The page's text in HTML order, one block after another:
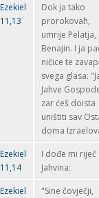
Ezekiel
11,13
Dok ja tako
prorokovah,
umrije Pelatja,
Benajin. I ja
ničice te
svega glasa:
Jahve
zar ćeš doista
uništiti sav
doma
Ezekiel
11,14
I dođe mi riječ
Jahvina:
Ezekiel
"Sine čovječji,